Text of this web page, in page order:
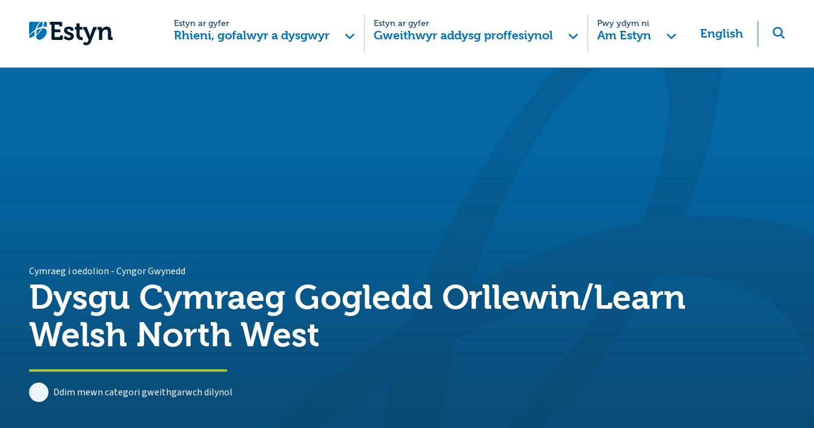
Estyn ar gyfer
Rhieni, gofalwyr a dysgwyr
Estyn ar gyfer
Gweithwyr addysg proffesiynol
Pwy ydym ni
Am Estyn English
Cymraeg i oedolion -Cyngor Gwynedd
Dysgu Cymraeg Gogledd Orllewin/Learn
Welsh North West
Ddim mewn categori gweithgarwch dilynol